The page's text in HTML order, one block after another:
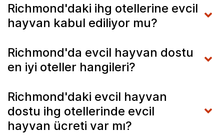
Richmond'daki ihg otellerine evcil
hayvan kabul ediliyor mu?
Richmond'da evcil hayvan dostu
en iyi oteller hangileri?
Richmond'daki evcil hayvan
dostu ihg otellerinde evcil
hayvan ücreti var mı?